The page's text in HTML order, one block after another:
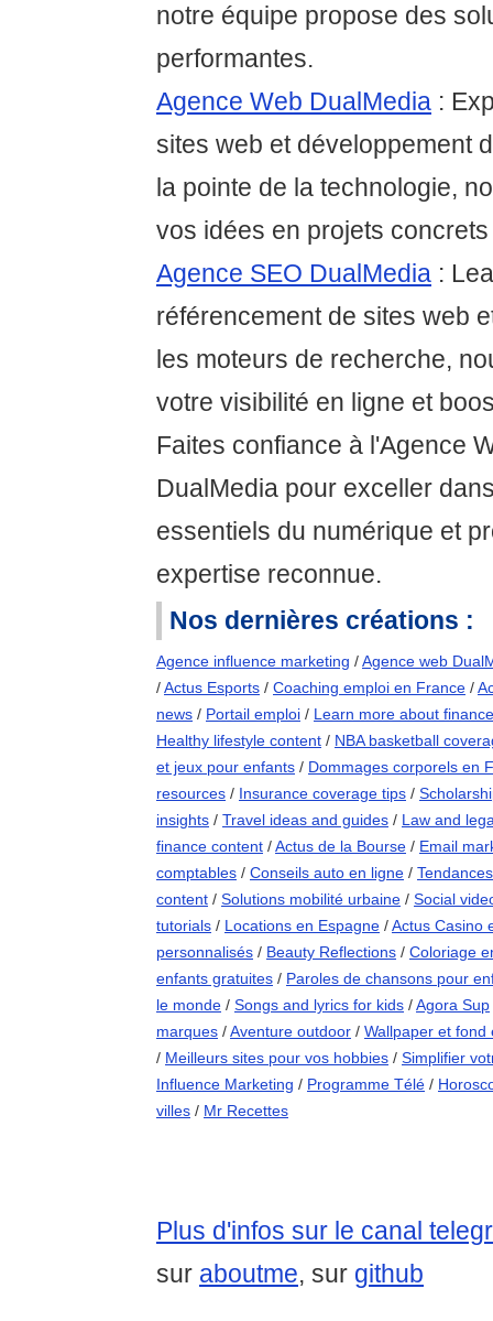
notre équipe propose des
performantes.
Agence Web DualMedia :
sites web et développement
la pointe de la technologie,
vos idées en projets
Agence SEO DualMedia :
référencement de sites web
les moteurs de recherche,
votre visibilité en ligne et
Faites confiance à l'Agence
DualMedia pour exceller
essentiels du numérique et
expertise reconnue.
Nos dernières créations :
Agence influence marketing /Agence web
/Actus Esports / Coaching emploi en France /
news / Portail emploi / Learn more about finance
Healthy lifestyle content / NBA basketball
et jeux pour enfants / Dommages corporels en
resources / Insurance coverage tips /
insights / Travel ideas and guides / Law and
finance content /Actus de la Bourse / Email
comptables / Conseils auto en ligne /
content / Solutions mobilité urbaine / Social
tutorials / Locations en Espagne /Actus Casino
personnalisés / Beauty Reflections / Coloriage
enfants gratuites / Paroles de chansons pour
le monde / Songs and lyrics for kids /Agora Sup
marques /Aventure outdoor / Wallpaper et fond
/ Meilleurs sites pour vos hobbies / Simplifier
Influence Marketing / Programme Télé /
villes / Mr Recettes
Plus d'infos sur le canal
sur aboutme, sur github